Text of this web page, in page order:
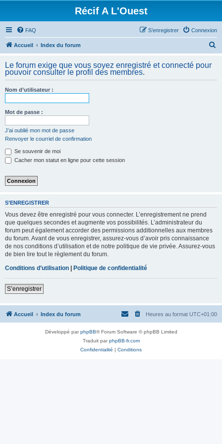
Récif A L'Ouest
FAQ Connexion
S’enregistrer
Accueil Index du forum
h
Le forum exige que vous soyez enregistré et connecté pour
pouvoir consulter le profil des membres.
Nom d’utilisateur :
Mot de passe :
J’ai oublié mon mot de passe
Renvoyer le courriel de confirmation
Se souvenir de moi
Cacher mon statut en ligne pour cette session
S’ENREGISTRER
Vous devez être enregistré pour vous connecter. L’enregistrement ne prend
que quelques secondes et augmente vos possibilités. L’administrateur du
forum peut également accorder des permissions additionnelles aux membres
du forum. Avant de vous enregistrer, assurez-vous d’avoir pris connaissance
de nos conditions d’utilisation et de notre politique de vie privée. Assurez-vous
de bien lire tout le règlement du forum.
Conditions d’utilisation | Politique de confidentialité
S’enregistrer
Accueil Index du forum Heures au format UTC+01:00
Développé parphpBB® Forum Software © phpBB Limited
Traduit parphpBB-fr.com
Confidentialité | Conditions